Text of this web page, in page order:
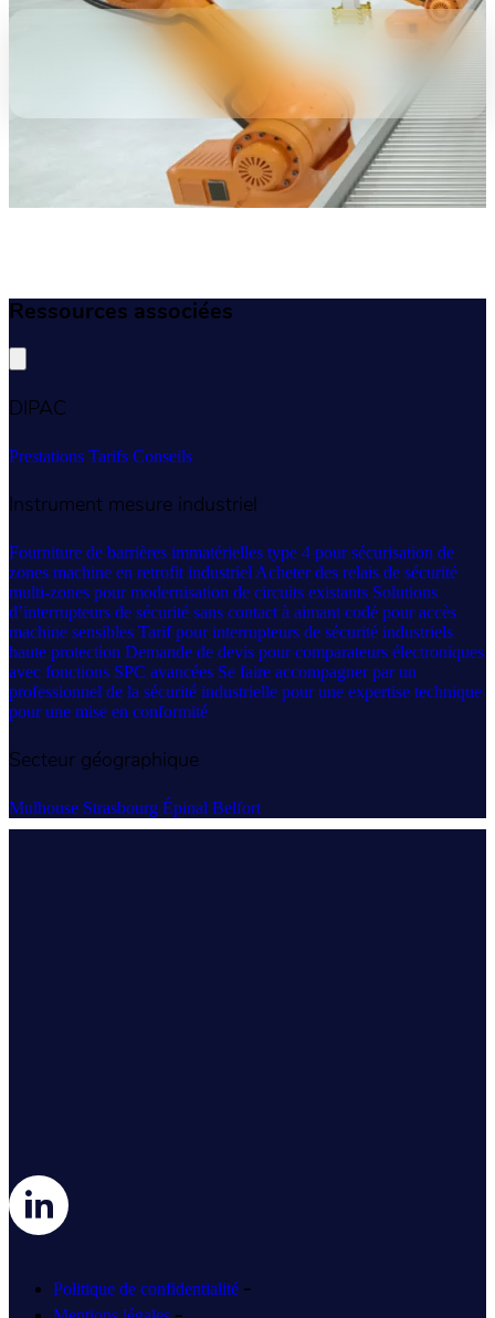
Ressources associées
DIPAC
Prestations Tarifs Conseils
Instrument mesure industriel
Fourniture de barrières immatérielles type 4 pour sécurisation de
zones machine en retrofit industriel Acheter des relais de sécurité
multi-zones pour modernisation de circuits existants Solutions
d’interrupteurs de sécurité sans contact à aimant codé pour accès
machine sensibles Tarif pour interrupteurs de sécurité industriels
haute protection Demande de devis pour comparateurs électroniques
avec fonctions SPC avancées Se faire accompagner par un
professionnel de la sécurité industrielle pour une expertise technique
pour une mise en conformité
Secteur géographique
Mulhouse Strasbourg Épinal Belfort
Politique de confidentialité -